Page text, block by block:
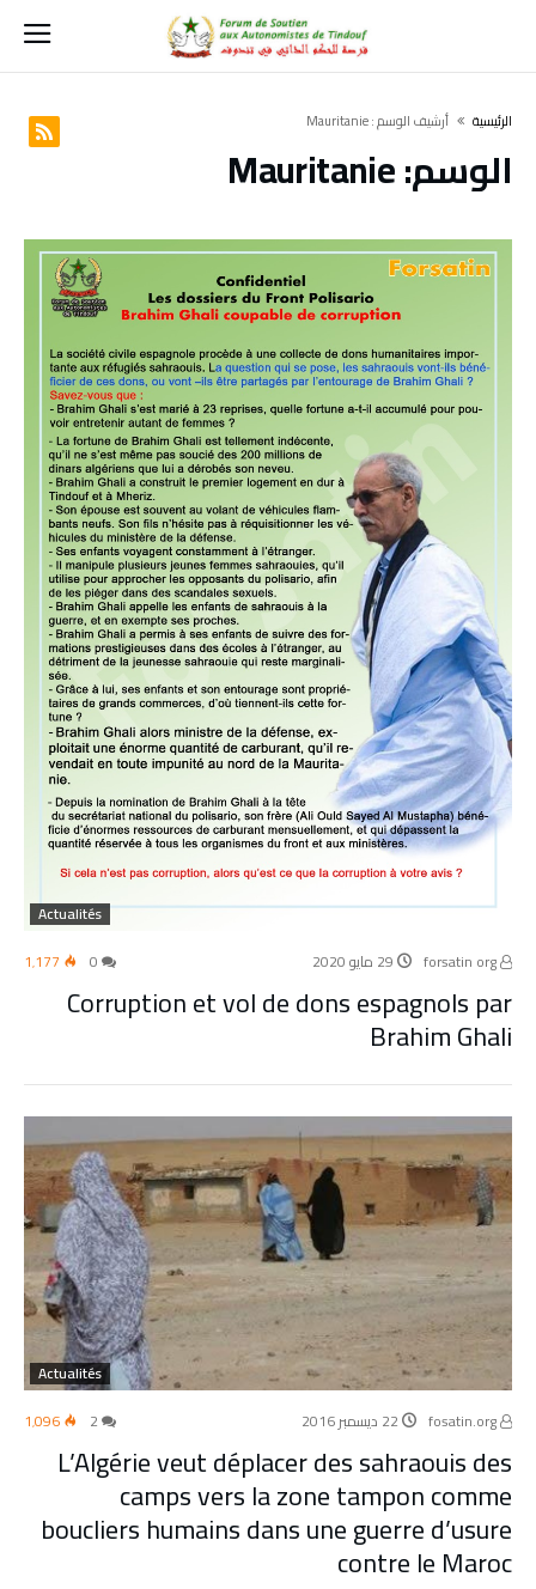
‫الرئيسية‬ ‫أرشيف الوسم :‬ Mauritanie
الوسم:Mauritanie
Actualités
29 مايو 2020 1٬177
Corruption et vol de dons espagnols par
Brahim Ghali
Actualités
22 ديسمبر 2016 1٬096
L’Algérie veut déplacer des sahraouis des
camps vers la zone tampon comme
boucliers humains dans une guerre d’usure
contre le Maroc